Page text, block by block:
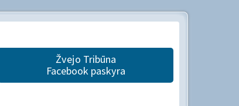
Žvejo Tribūna
Facebook paskyra